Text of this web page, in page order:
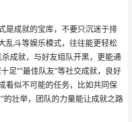
是成就的宝库，不要只沉迷于排
乱斗等娱乐模式，往往能更轻松
杀成就，与好友组队开黑，更能通
足”“最佳队友”等社交成就，良好
看似不可能的任务，比如共同保
的壮举，团队的力量能让成就之路